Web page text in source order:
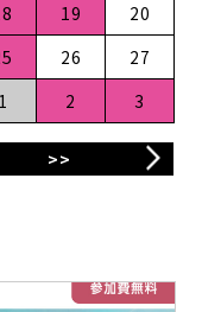
>>
19
20
26
27
1 2 3